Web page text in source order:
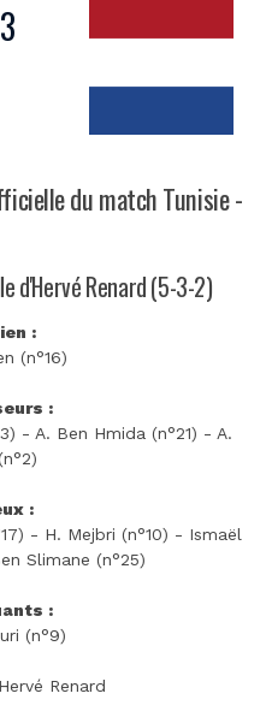
3
du match Tunisie -
d'Hervé Renard (5-3-2)
:
(n°16)
:
- A. Ben Hmida (n°21) - A.
:
- H. Mejbri (n°10) - Ismaël
Slimane (n°25)
:
(n°9)
Renard